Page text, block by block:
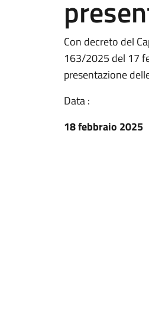
Con decreto del
163/2025 del 17
presentazione
Data :
18 febbraio 2025